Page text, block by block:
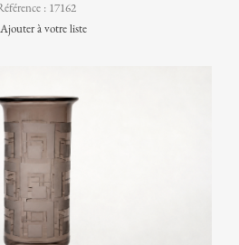
: 17162
Ajouter à votre liste